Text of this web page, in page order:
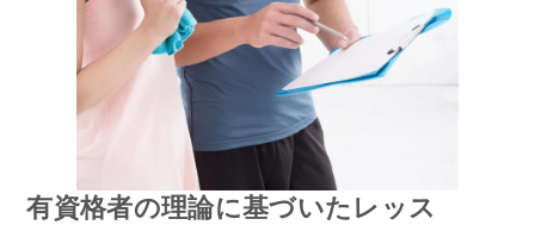
有資格者の理論に基づいたレッス